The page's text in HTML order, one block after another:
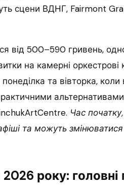
сцени ВДНГ, Fairmont
від 500–590 гривень,
на камерні оркестрові
та вівторка, коли
Час
та можуть
року: головні